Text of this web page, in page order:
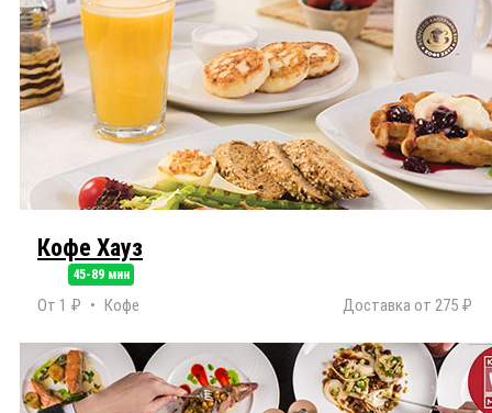
Кофе Хауз
45-89 мин
От 1 ₽ Кофе Доставка от 275 ₽